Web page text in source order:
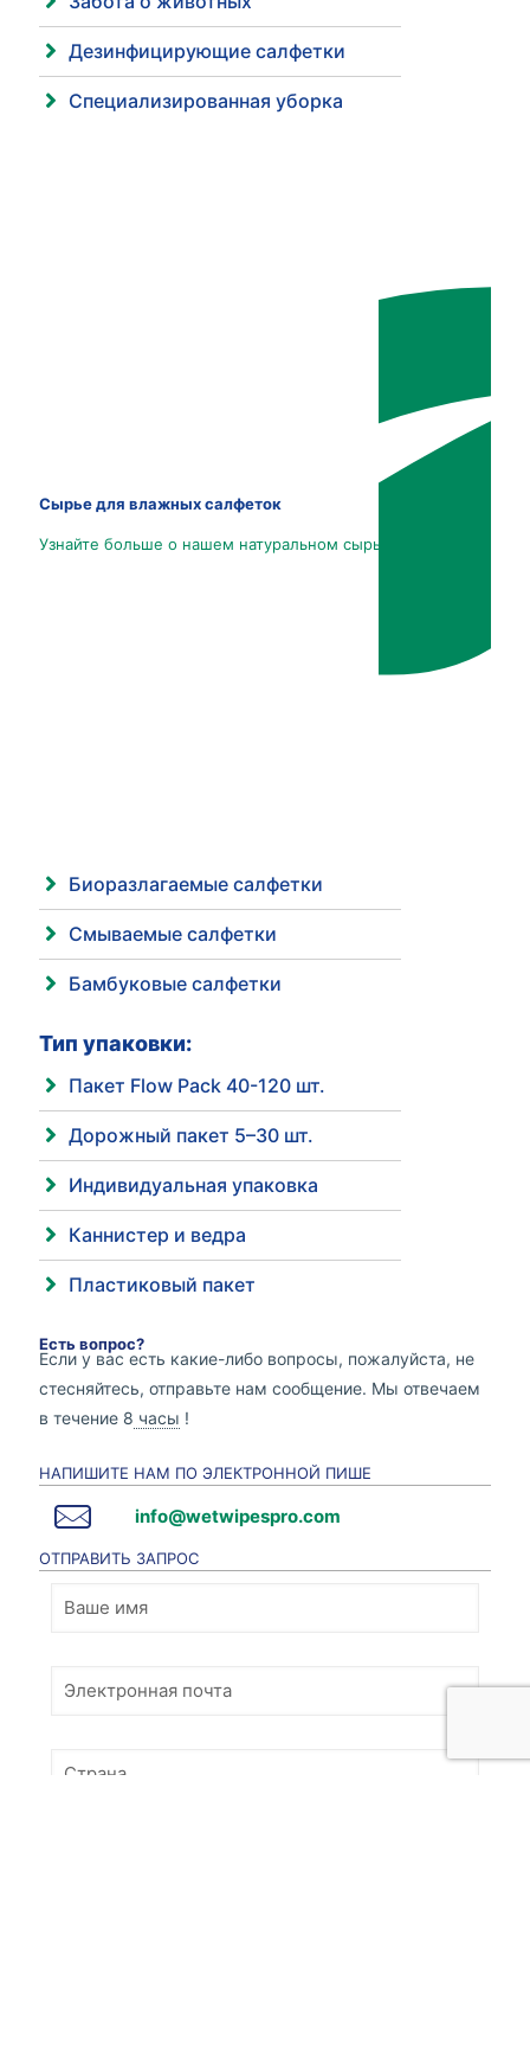
Дезинфицирующие салфетки
Специализированная уборка
Сырье для влажных салфеток
Узнайте больше о нашем натуральном сырье
Биоразлагаемые салфетки
Смываемые салфетки
Бамбуковые салфетки
Тип упаковки:
Пакет Flow Pack 40-120 шт.
Дорожный пакет 5–30 шт.
Индивидуальная упаковка
Каннистер и ведра
Пластиковый пакет
Есть вопрос?
Если у вас есть какие-либо вопросы, пожалуйста, не
стесняйтесь, отправьте нам сообщение. Мы отвечаем
в течение 8 часы !
НАПИШИТЕ НАМ ПО ЭЛЕКТРОННОЙ ПИШЕ
info@wetwipespro.com
ОТПРАВИТЬ ЗАПРОС